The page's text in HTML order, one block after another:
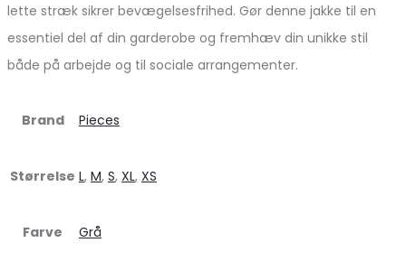
lette stræk sikrer bevægelsesfrihed. Gør denne jakke til en
essentiel del af din garderobe og fremhæv din unikke stil
både på arbejde og til sociale arrangementer.
Brand Pieces
Størrelse L, M, S, XL, XS
Farve Grå